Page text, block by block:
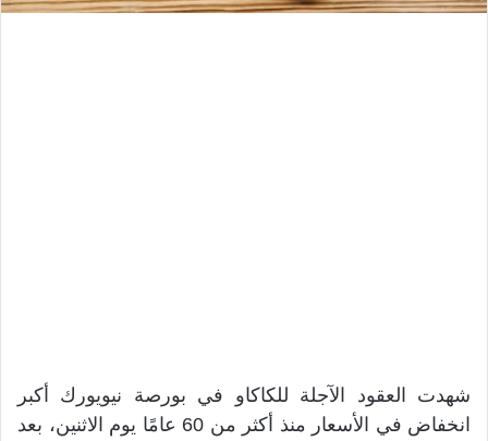
شهدت العقود الآجلة للكاكاو في بورصة نيويورك أكبر
انخفاض في الأسعار منذ أكثر من 60 عامًا يوم الاثنين، بعد